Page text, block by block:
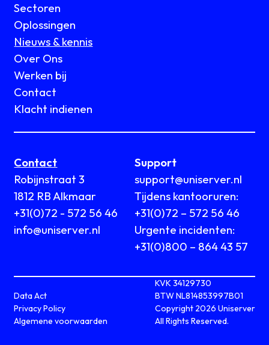
Sectoren
Oplossingen
Nieuws & kennis
Over Ons
Werken bij
Contact
Klacht indienen
Contact
Robijnstraat 3
1812 RB Alkmaar
+31(0)72 - 572 56 46
info@uniserver.nl
Support
support@uniserver.nl
Tijdens kantooruren:
+31(0)72 – 572 56 46
Urgente incidenten:
+31(0)800 – 864 43 57
Data Act
Privacy Policy
Algemene voorwaarden
KVK 34129730
BTW NL814853997B01
Copyright 2026 Uniserver
All Rights Reserved.